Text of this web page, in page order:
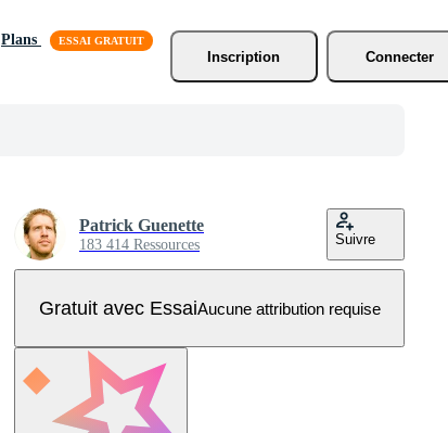
Plans
Inscription
Connecter
Patrick Guenette
183 414 Ressources Suivre
Gratuit avec EssaiAucune attribution requise